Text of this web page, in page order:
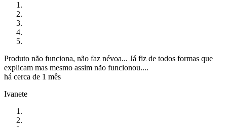
Produto não funciona, não faz névoa... Já fiz de todos formas que
explicam mas mesmo assim não funcionou....
há cerca de 1 mês
Ivanete